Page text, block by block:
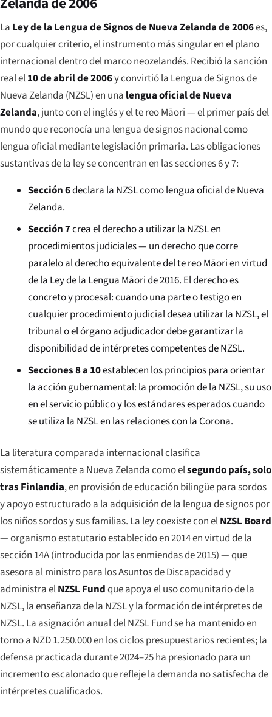
La Ley de la Lengua de Signos de Nueva Zelanda de 2006es,
por cualquier criterio, el instrumento más singular en el plano
internacional dentro del marco neozelandés. Recibió la sanción
real el10 de abril de 2006y convirtió la Lengua de Signos de
Nueva Zelanda (NZSL) en una lengua oficial de Nueva
Zelanda, junto con el inglés y el te reo Māori — el primer país del
mundo que reconocía una lengua de signos nacional como
lengua oficial mediante legislación primaria. Las obligaciones
sustantivas de la ley se concentran en las secciones 6 y 7:
Sección 6declara la NZSL como lengua oficial de Nueva
Zelanda.
Sección 7crea el derecho a utilizar la NZSL en
procedimientos judiciales — un derecho que corre
paralelo al derecho equivalente del te reo Māori en virtud
de la Ley de la Lengua Māori de 2016. El derecho es
concreto y procesal: cuando una parte o testigo en
cualquier procedimiento judicial desea utilizar la NZSL, el
tribunal o el órgano adjudicador debe garantizar la
disponibilidad de intérpretes competentes de NZSL.
Secciones 8 a 10establecen los principios para orientar
la acción gubernamental: la promoción de la NZSL, su uso
en el servicio público y los estándares esperados cuando
se utiliza la NZSL en las relaciones con la Corona.
La literatura comparada internacional clasifica
sistemáticamente a Nueva Zelanda como elsegundo país, solo
tras Finlandia, en provisión de educación bilingüe para sordos
y apoyo estructurado a la adquisición de la lengua de signos por
los niños sordos y sus familias. La ley coexiste con elNZSL Board
— organismo estatutario establecido en 2014 en virtud de la
sección 14A (introducida por las enmiendas de 2015) — que
asesora al ministro para los Asuntos de Discapacidad y
administra elNZSL Fundque apoya el uso comunitario de la
NZSL, la enseñanza de la NZSL y la formación de intérpretes de
NZSL. La asignación anual del NZSL Fund se ha mantenido en
torno a NZD 1.250.000 en los ciclos presupuestarios recientes; la
defensa practicada durante 2024–25 ha presionado para un
incremento escalonado que refleje la demanda no satisfecha de
intérpretes cualificados.